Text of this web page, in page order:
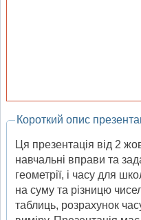
Короткий опис
Ця презентація від 2
навчальні вправи та
геометрії, і часу для
на суму та різницю
таблиць, розрахунок